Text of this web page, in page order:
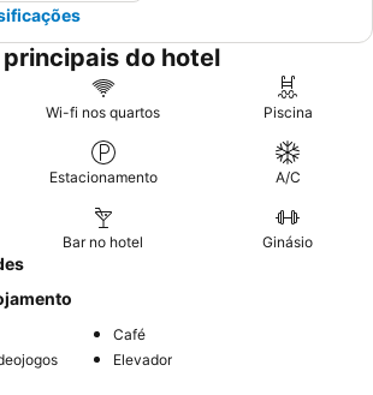
do hotel
Wi-fi nos quartos Piscina
Estacionamento A/C
Bar no hotel Ginásio
Café
Elevador